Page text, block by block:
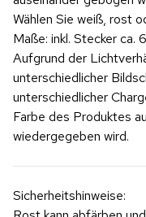
Wählen Sie weiß, rost
Maße: inkl. Stecker ca.
Aufgrund der
unterschiedlicher
unterschiedlicher
Farbe des Produktes
wiedergegeben wird.
Sicherheitshinweise: